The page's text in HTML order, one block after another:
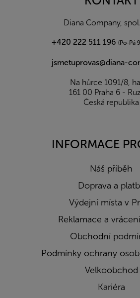
Diana Company,
+420 222 511 196 (Po-Pá
jsmetuprovas@diana-
Na hůrce 1091/8,
161 00 Praha 6 -
Česká republika
INFORMACE
Náš příběh
Doprava a
Výdejní místa v
Reklamace a
Obchodní
Podmínky ochrany
Velkoobchod
Kariéra